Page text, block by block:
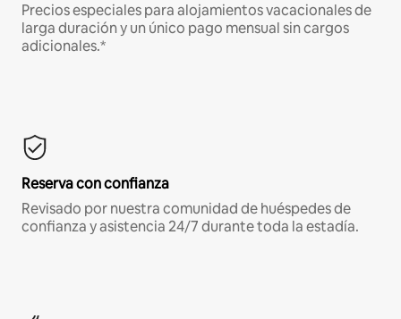
Precios especiales para alojamientos vacacionales de
larga duración y un único pago mensual sin cargos
adicionales.*
Reserva con confianza
Revisado por nuestra comunidad de huéspedes de
confianza y asistencia 24/7 durante toda la estadía.